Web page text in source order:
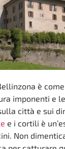
è
imponenti e
città e sui
e i cortili è
Non